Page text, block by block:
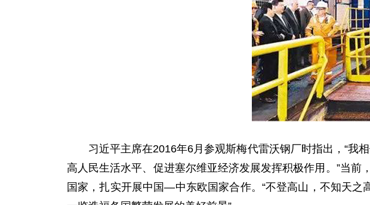
习近平主席在2016年6月参观斯梅代雷沃钢厂时指出，“我
高人民生活水平、促进塞尔维亚经济发展发挥积极作用。”当前
国家，扎实开展中国—中东欧国家合作。“不登高山，不知天之